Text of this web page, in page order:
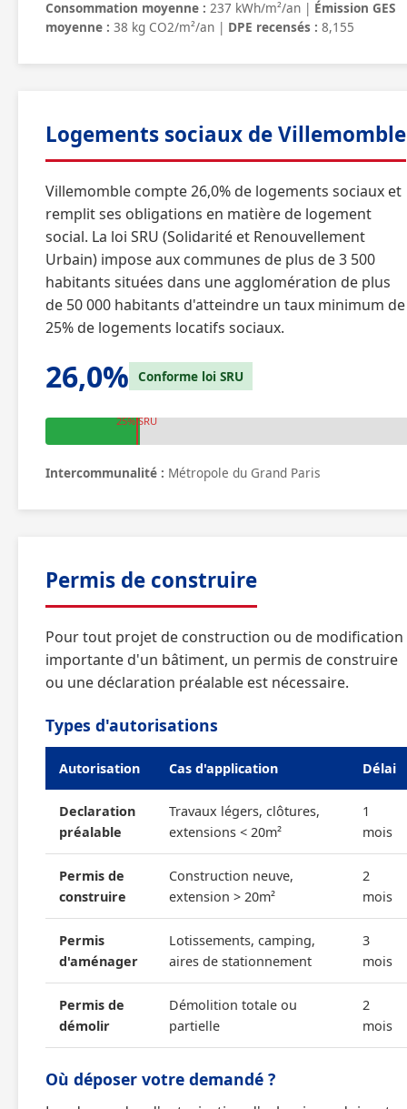
Consommation moyenne : 237 kWh/m²/an | Émission GES
moyenne : 38 kg CO2/m²/an | DPE recensés : 8,155
Logements sociaux de Villemomble
Villemomble compte 26,0% de logements sociaux et
remplit ses obligations en matière de logement
social. La loi SRU (Solidarité et Renouvellement
Urbain) impose aux communes de plus de 3 500
habitants situées dans une agglomération de plus
de 50 000 habitants d'atteindre un taux minimum de
25% de logements locatifs sociaux.
26,0% Conforme loi SRU
25% SRU
Intercommunalité : Métropole du Grand Paris
Permis de construire
Pour tout projet de construction ou de modification
importante d'un bâtiment, un permis de construire
ou une déclaration préalable est nécessaire.
Types d'autorisations
Autorisation Cas d'application Délai
Declaration
préalable
Travaux légers, clôtures,
extensions < 20m²
1
mois
Permis de
construire
Construction neuve,
extension > 20m²
2
mois
Permis
d'aménager
Lotissements, camping,
aires de stationnement
3
mois
Permis de
démolir
Démolition totale ou
partielle
2
mois
Où déposer votre demandé ?